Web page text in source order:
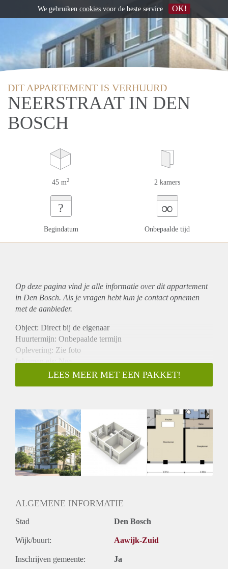
DIT APPARTEMENT IS VERHUURD
NEERSTRAAT IN DEN
BOSCH
45 m2 2 kamers
?
Begindatum
∞
Onbepaalde tijd
Op deze pagina vind je alle informatie over ditappartement
in Den Bosch. Als je vragen hebt kun je contact opnemen
met de aanbieder.
Object: Direct bij de eigenaar
Huurtermijn: Onbepaalde termijn
Oplevering: Zie foto
Inkomen eis: Nee
Garantiestelling mogelijk: Nee
Borg: 1 Maand
Huisdieren toegestaan: Afhankelijk van de Eigenaar
Huurtoeslag grens: Ja
Geschikt voor studenten: Afhankelijk van de Eigenaar
LEES MEER MET EEN PAKKET!
ALGEMENE INFORMATIE
Stad Den Bosch
Wijk/buurt: Aawijk-Zuid
Inschrijven gemeente: Ja
We gebruiken cookies voor de beste service OK!